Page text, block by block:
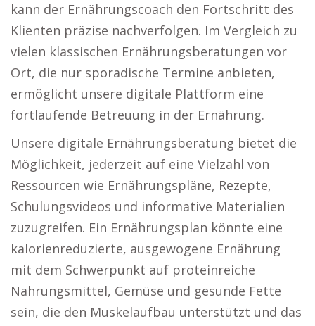
kann der Ernährungscoach den Fortschritt des
Klienten präzise nachverfolgen. Im Vergleich zu
vielen klassischen Ernährungsberatungen vor
Ort, die nur sporadische Termine anbieten,
ermöglicht unsere digitale Plattform eine
fortlaufende Betreuung in der Ernährung.
Unsere digitale Ernährungsberatung bietet die
Möglichkeit, jederzeit auf eine Vielzahl von
Ressourcen wie Ernährungspläne, Rezepte,
Schulungsvideos und informative Materialien
zuzugreifen. Ein Ernährungsplan könnte eine
kalorienreduzierte, ausgewogene Ernährung
mit dem Schwerpunkt auf proteinreiche
Nahrungsmittel, Gemüse und gesunde Fette
sein, die den Muskelaufbau unterstützt und das